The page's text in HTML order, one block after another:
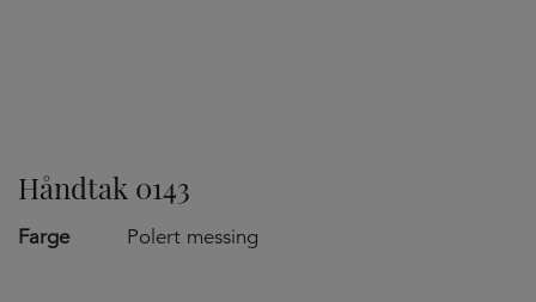
Håndtak 0143
Farge Polert messing